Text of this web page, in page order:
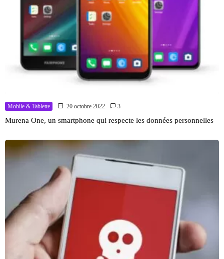
Mobile & Tablette 20 octobre 2022 3
Murena One, un smartphone qui respecte les données personnelles